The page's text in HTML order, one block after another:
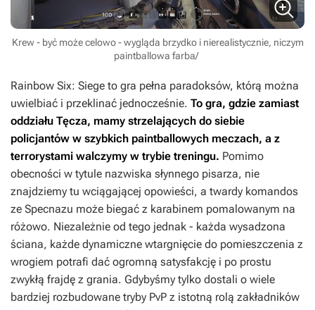
Krew - być może celowo - wygląda brzydko i nierealistycznie, niczym
paintballowa farba/
Rainbow Six: Siege to gra pełna paradoksów, którą można
uwielbiać i przeklinać jednocześnie. To gra, gdzie zamiast
oddziału Tęcza, mamy strzelających do siebie
policjantów w szybkich paintballowych meczach, a z
terrorystami walczymy w trybie treningu. Pomimo
obecności w tytule nazwiska słynnego pisarza, nie
znajdziemy tu wciągającej opowieści, a twardy komandos
ze Specnazu może biegać z karabinem pomalowanym na
różowo. Niezależnie od tego jednak - każda wysadzona
ściana, każde dynamiczne wtargnięcie do pomieszczenia z
wrogiem potrafi dać ogromną satysfakcję i po prostu
zwykłą frajdę z grania. Gdybyśmy tylko dostali o wiele
bardziej rozbudowane tryby PvP z istotną rolą zakładników